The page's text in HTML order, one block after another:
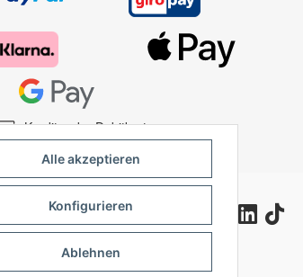
Kredit- oder Debitkarte
Alle akzeptieren
Konfigurieren
Ablehnen